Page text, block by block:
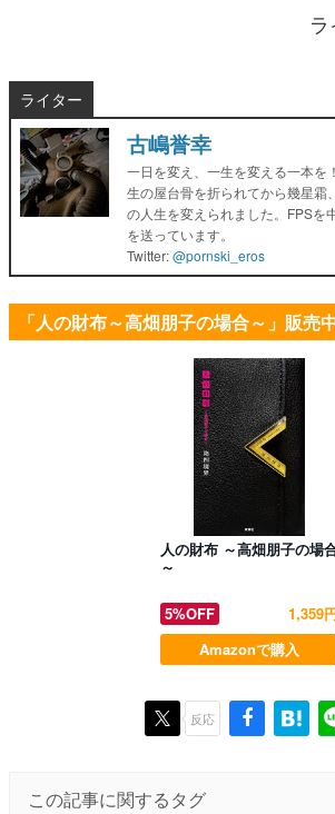
ライター
古嶋誉幸
一日を変え、一生を変える一本を
生の屋台骨を折られてから幾星霜
の人生を変えられました。FPSを
を送っています。
Twitter:@pornski_eros
「人の財布～高畑朋子の場合～」販売
人の財布 ～高畑朋子の場
～
5%OFF
1,359
Amazonで購入
反応
この記事に関するタグ